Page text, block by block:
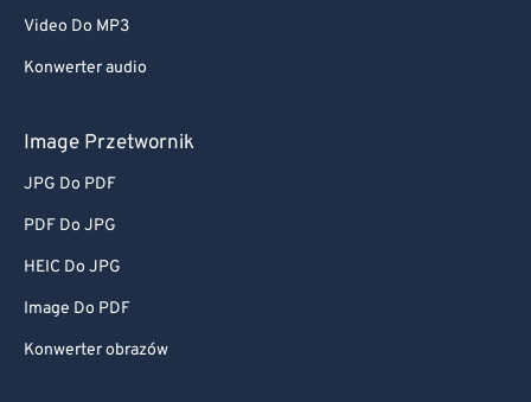
Video Do MP3
Konwerter audio
Image Przetwornik
JPG Do PDF
PDF Do JPG
HEIC Do JPG
Image Do PDF
Konwerter obrazów